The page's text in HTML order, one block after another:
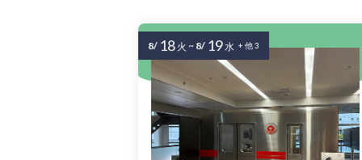
8/ 18 火 ~ 8/ 19水 + 他 3